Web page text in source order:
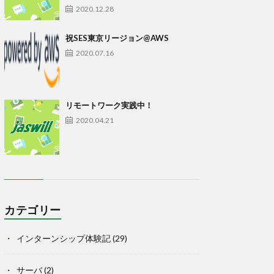
2020.12.28
祝SES東京リージョン@AWS
2020.07.16
リモートワーク実践中！
2020.04.21
カテゴリー
インターンシップ体験記(29)
サーバ(2)